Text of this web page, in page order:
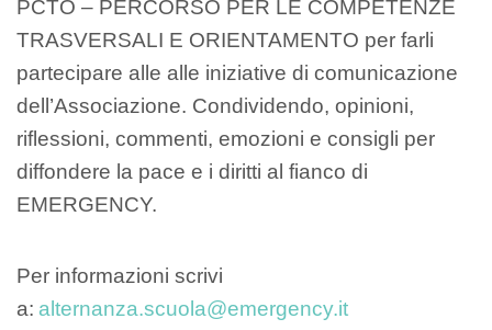
PCTO – PERCORSO PER LE COMPETENZE
TRASVERSALI E ORIENTAMENTO per farli
partecipare alle alle iniziative di comunicazione
dell’Associazione. Condividendo, opinioni,
riflessioni, commenti, emozioni e consigli per
diffondere la pace e i diritti al fianco di
EMERGENCY.
Per informazioni scrivi
a: alternanza.scuola@emergency.it